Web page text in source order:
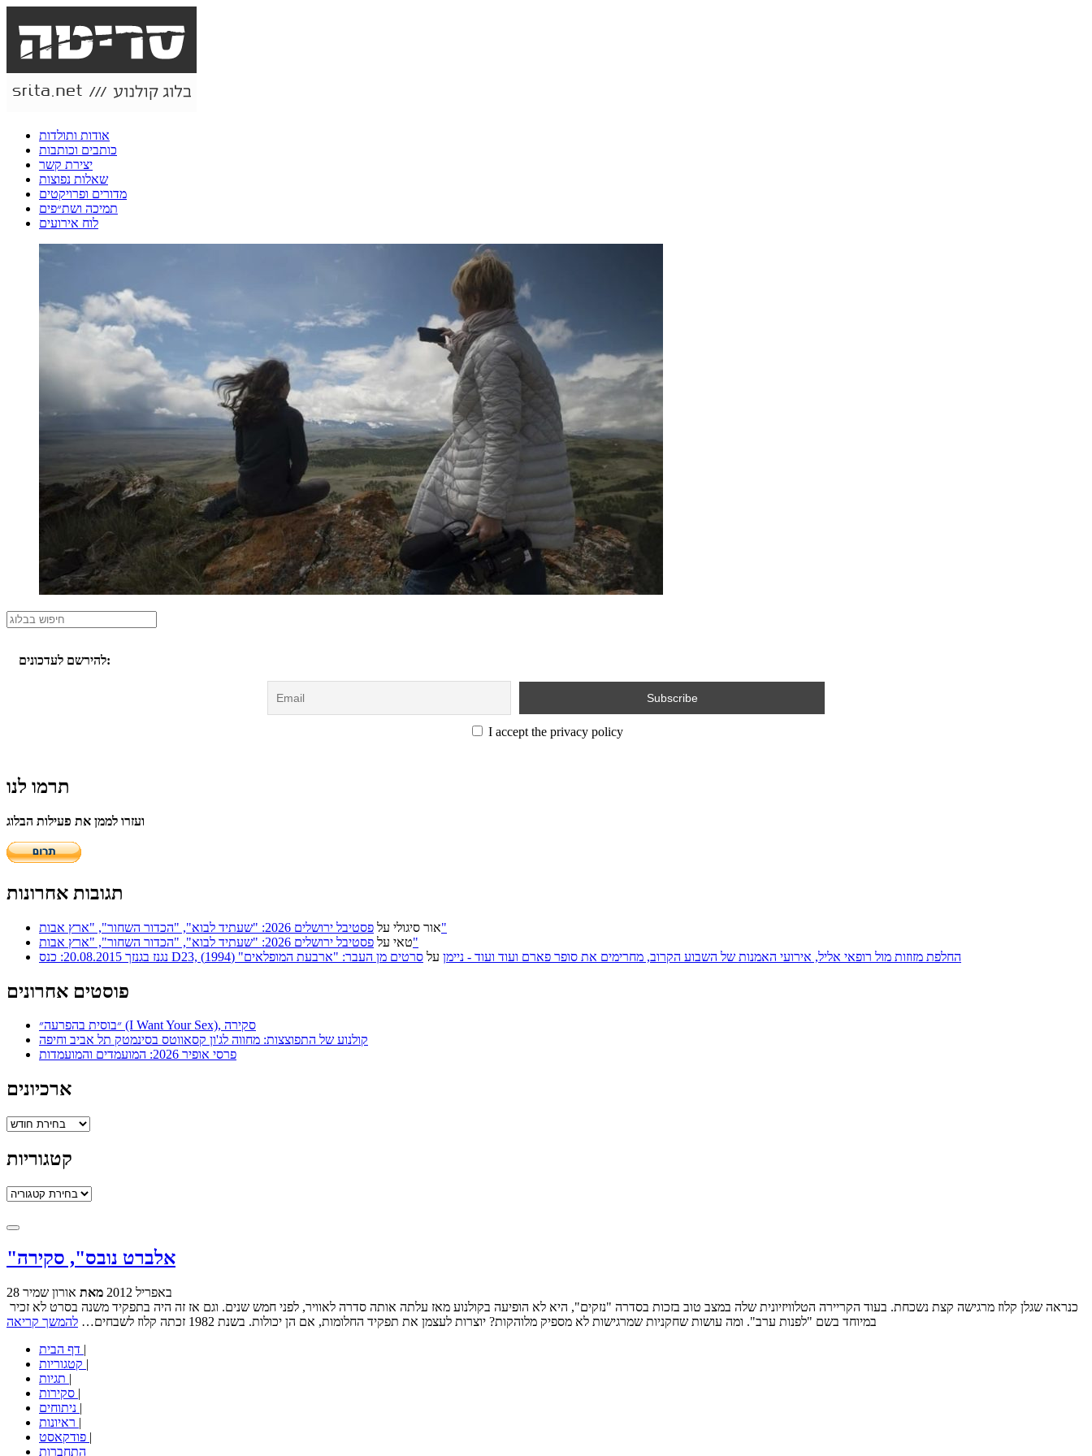
אודות ותולדות
כותבים וכותבות
יצירת קשר
שאלות נפוצות
מדורים ופרויקטים
תמיכה ושת״פים
לוח אירועים
להירשם לעדכונים:
I accept the privacy policy
תרמו לנו
ועזרו לממן את פעילות הבלוג
תגובות אחרונות
אור סיגולי על
פסטיבל ירושלים 2026: "שעתיד לבוא", "הכדור השחור", "ארץ אבות"
טאי על
פסטיבל ירושלים 2026: "שעתיד לבוא", "הכדור השחור", "ארץ אבות"
נגנז בגנזך 20.08.2015: כנס D23, החלפת מזוזות מול רופאי אליל, אירועי האמנות של השבוע הקרוב, מחרימים את סופר פארם ועוד ועוד - ניימן על סרטים מן העבר: "ארבעת המופלאים" (1994)
פוסטים אחרונים
״בוסית בהפרעה״ (I Want Your Sex), סקירה
קולנוע של התפוצצות: מחווה לג'ון קסאווטס בסינמטק תל אביב וחיפה
פרסי אופיר 2026: המועמדים והמועמדות
ארכיונים
ארכיונים
קטגוריות
קטגוריות
"אלברט נובס", סקירה
28 באפריל 2012 מאת אורון שמיר
במיוחד בשם "לפנות ערב". ומה עושות שחקניות שמרגישות לא מספיק מלוהקות? יוצרות לעצמן את תפקיד החלומות, אם הן יכולות. בשנת 1982 זכתה קלוז לשבחים…
להמשך קריאה
|
|
|
|
|
|
|
התחברות